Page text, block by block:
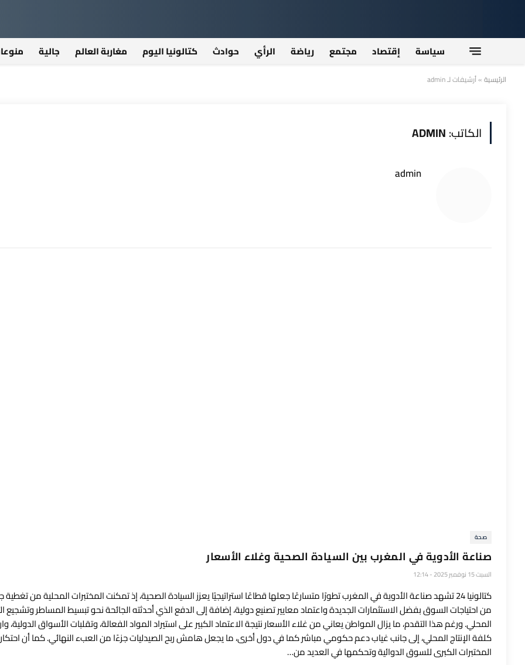
سياسة إقتصاد مجتمع رياضة الرأي حوادث كتالونيا اليوم مغاربة العالم جالية
الرئيسية»أرشيفات لـ admin
الكاتب:ADMIN
admin
صحة
صناعة الأدوية في المغرب بين السيادة الصحية وغلاء الأسعار
السبت 15 نوفمبر 2025 - 12:14
كتالونيا 24 تشهد صناعة الأدوية في المغرب تطورًا متسارعًا جعلها قطاعًا استراتيجيًا يعزز السيادة الصحية، إذ تمكنت المختبرات المحلية من تغطية
من احتياجات السوق بفضل الاستثمارات الجديدة واعتماد معايير تصنيع دولية، إضافة إلى الدفع الذي أحدثته الجائحة نحو تبسيط المساطر وتشجيع
المحلي. ورغم هذا التقدم، ما يزال المواطن يعاني من غلاء الأسعار نتيجة الاعتماد الكبير على استيراد المواد الفعالة، وتقلبات الأسواق الدولية،
كلفة الإنتاج المحلي، إلى جانب غياب دعم حكومي مباشر كما في دول أخرى، ما يجعل هامش ربح الصيدليات جزءًا من العبء النهائي. كما أن
المختبرات الكبرى للسوق الدوائية وتحكمها في العديد من…